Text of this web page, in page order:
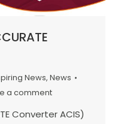
News, News
a comment
Converter ACIS)